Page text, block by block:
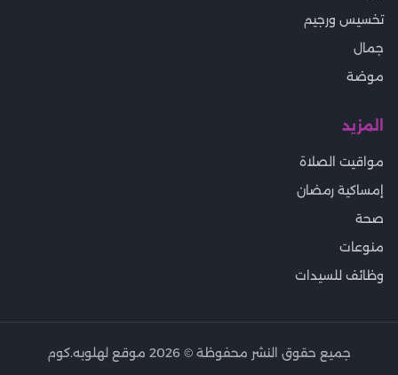
تخسيس ورجيم
جمال
موضة
المزيد
مواقيت الصلاة
إمساكية رمضان
صحة
منوعات
وظائف للسيدات
جميع حقوق النشر محفوظة © 2026 موقع لهلوبه.كوم